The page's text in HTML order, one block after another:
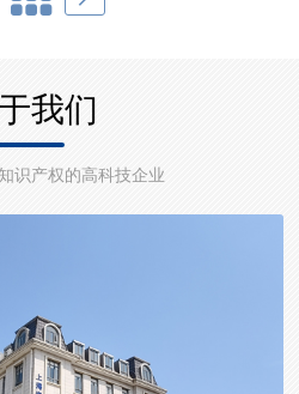
我们
识产权的高科技企业